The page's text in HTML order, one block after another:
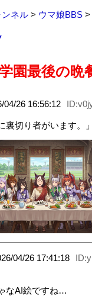
ネル> ウマ娘BBS>
園最後の晩
26 16:56:12
裏切り者がいます。」
04/26 17:41:18
なAI絵ですね…